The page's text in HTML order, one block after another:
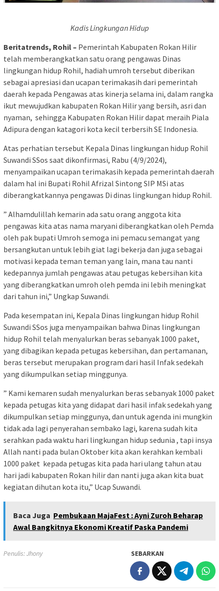
Kadis Lingkungan Hidup
Beritatrends, Rohil – Pemerintah Kabupaten Rokan Hilir
telah memberangkatkan satu orang pengawas Dinas
lingkungan hidup Rohil, hadiah umroh tersebut diberikan
sebagai apresiasi dan ucapan terimakasih dari pemerintah
daerah kepada Pengawas atas kinerja selama ini, dalam rangka
ikut mewujudkan kabupaten Rokan Hilir yang bersih, asri dan
nyaman, sehingga Kabupaten Rokan Hilir dapat meraih Piala
Adipura dengan katagori kota kecil terbersih SE Indonesia.
Atas perhatian tersebut Kepala Dinas lingkungan hidup Rohil
Suwandi SSos saat dikonfirmasi, Rabu (4/9/2024),
menyampaikan ucapan terimakasih kepada pemerintah daerah
dalam hal ini Bupati Rohil Afrizal Sintong SIP MSi atas
diberangkatkannya pengawas Di dinas lingkungan hidup Rohil.
” Alhamdulillah kemarin ada satu orang anggota kita
pengawas kita atas nama maryani diberangkatkan oleh Pemda
oleh pak bupati Umroh semoga ini pemacu semangat yang
bersangkutan untuk lebih giat lagi bekerja dan juga sebagai
motivasi kepada teman teman yang lain, mana tau nanti
kedepannya jumlah pengawas atau petugas kebersihan kita
yang diberangkatkan umroh oleh pemda ini lebih meningkat
dari tahun ini,” Ungkap Suwandi.
Pada kesempatan ini, Kepala Dinas lingkungan hidup Rohil
Suwandi SSos juga menyampaikan bahwa Dinas lingkungan
hidup Rohil telah menyalurkan beras sebanyak 1000 paket,
yang dibagikan kepada petugas kebersihan, dan pertamanan,
beras tersebut merupakan program dari hasil Infak sedekah
yang dikumpulkan setiap minggunya.
” Kami kemaren sudah menyalurkan beras sebanyak 1000 paket
kepada petugas kita yang didapat dari hasil infak sedekah yang
dikumpulkan setiap minggunya, dan untuk agenda ini mungkin
tidak ada lagi penyerahan sembako lagi, karena sudah kita
serahkan pada waktu hari lingkungan hidup sedunia , tapi insya
Allah nanti pada bulan Oktober kita akan kerahkan kembali
1000 paket kepada petugas kita pada hari ulang tahun atau
hari jadi kabupaten Rokan hilir dan nanti juga akan kita buat
kegiatan dihutan kota itu,” Ucap Suwandi.
Baca Juga Pembukaan MajaFest : Ayni Zuroh Beharap
Awal Bangkitnya Ekonomi Kreatif Paska Pandemi
Penulis: Jhony SEBARKAN